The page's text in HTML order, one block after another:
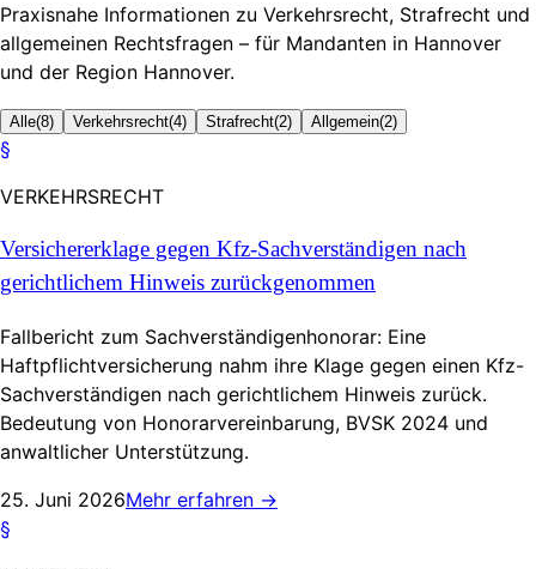
Praxisnahe Informationen zu Verkehrsrecht, Strafrecht und
allgemeinen Rechtsfragen – für Mandanten in Hannover
und der Region Hannover.
Alle(8) Verkehrsrecht(4) Strafrecht(2) Allgemein(2)
§
VERKEHRSRECHT
Versichererklage gegen Kfz-Sachverständigen nach
gerichtlichem Hinweis zurückgenommen
Fallbericht zum Sachverständigenhonorar: Eine
Haftpflichtversicherung nahm ihre Klage gegen einen Kfz-
Sachverständigen nach gerichtlichem Hinweis zurück.
Bedeutung von Honorarvereinbarung, BVSK 2024 und
anwaltlicher Unterstützung.
25. Juni 2026Mehr erfahren →
§